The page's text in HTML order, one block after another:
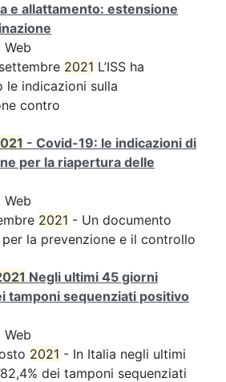
e allattamento: estensione
2021 L’ISS ha
le indicazioni sulla
contro
- Covid-19: le indicazioni di
per la riapertura delle
2021 - Un documento
la prevenzione e il controllo
Negli ultimi 45 giorni
tamponi sequenziati positivo
2021 - In Italia negli ultimi
dei tamponi sequenziati